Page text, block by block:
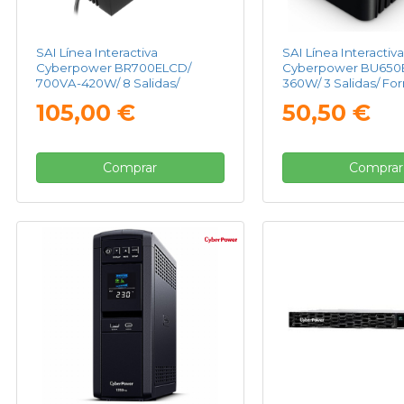
SAI Línea Interactiva
Cyberpower BR700ELCD/
700VA-420W/ 8 Salidas/
105,00 €
Comprar
SAI Línea Interactiva
Cyberpower
360W/ 3 Salidas/
50,50 €
Comprar